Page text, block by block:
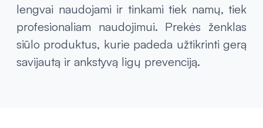
lengvai naudojami ir tinkami tiek namų, tiek
profesionaliam naudojimui. Prekės ženklas
siūlo produktus, kurie padeda užtikrinti gerą
savijautą ir ankstyvą ligų prevenciją.